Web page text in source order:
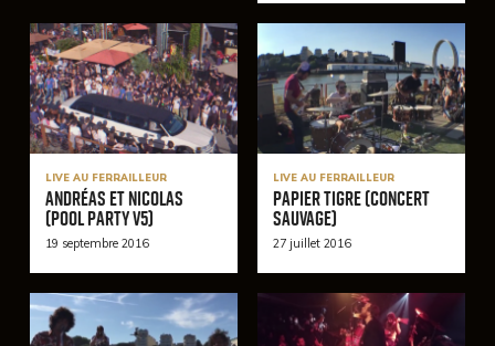
LIVE AU FERRAILLEUR
Andréas et Nicolas
(Pool Party V5)
19 septembre 2016
LIVE AU FERRAILLEUR
Papier Tigre (Concert
Sauvage)
27 juillet 2016